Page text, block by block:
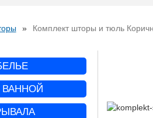
» Комплект шторы и тюль
ВАННОЙ